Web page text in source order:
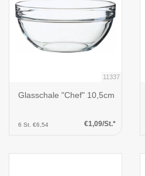
11337
Glasschale "Chef" 10,5cm
6 St. €6,54 €1,09/St.*